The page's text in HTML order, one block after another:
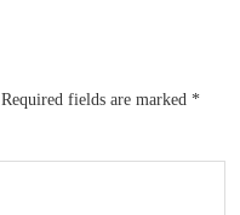
Required fields are marked *